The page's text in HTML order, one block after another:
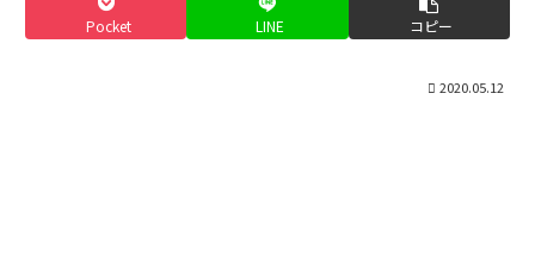
Pocket LINE コピー
2020.05.12